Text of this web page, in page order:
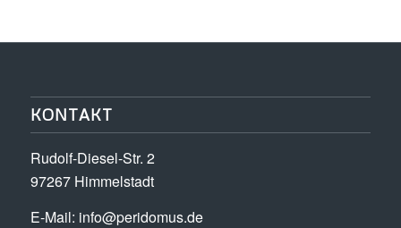
KONTAKT
Rudolf-Diesel-Str. 2
97267 Himmelstadt
E-Mail: info@peridomus.de